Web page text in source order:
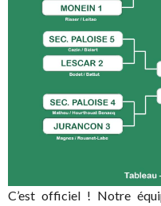
C’est officiel ! Notre